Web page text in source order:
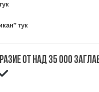
тук
от над 35 000